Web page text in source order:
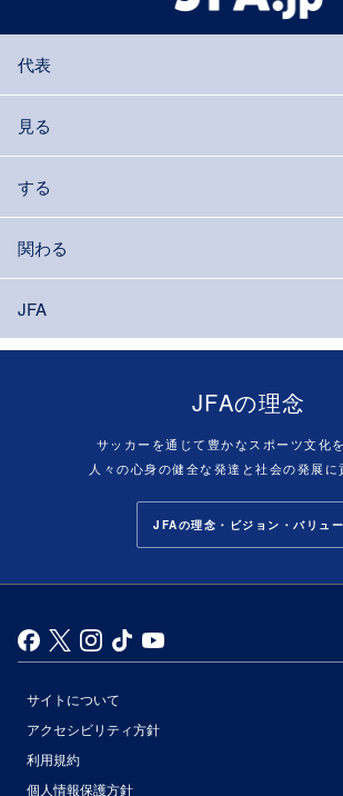
代表
見る
する
関わる
JFA
JFAの理念
サッカーを通じて豊かなスポーツ文化を
人々の心身の健全な発達と社会の発展に
JFAの理念・ビジョン・バリュー
サイトについて
アクセシビリティ方針
利用規約
個人情報保護方針